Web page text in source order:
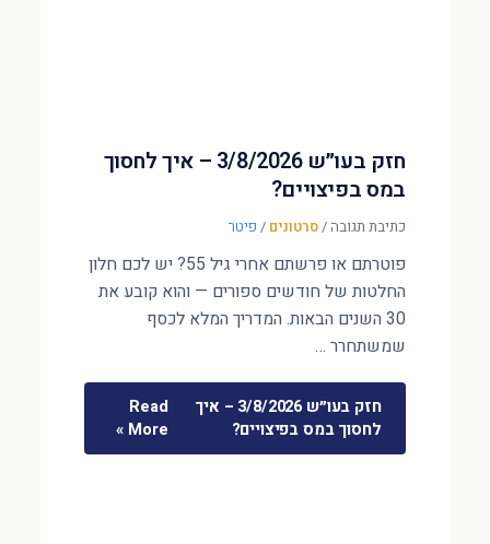
חזק בעו״ש 3/8/2026 – איך לחסוך
במס בפיצויים?
כתיבת תגובה/סרטונים / פיטר
פוטרתם או פרשתם אחרי גיל 55? יש לכם חלון
החלטות של חודשים ספורים — והוא קובע את
30 השנים הבאות. המדריך המלא לכסף
שמשתחרר …
חזק בעו״ש 3/8/2026 – איך
לחסוך במס בפיצויים?
Read
More »